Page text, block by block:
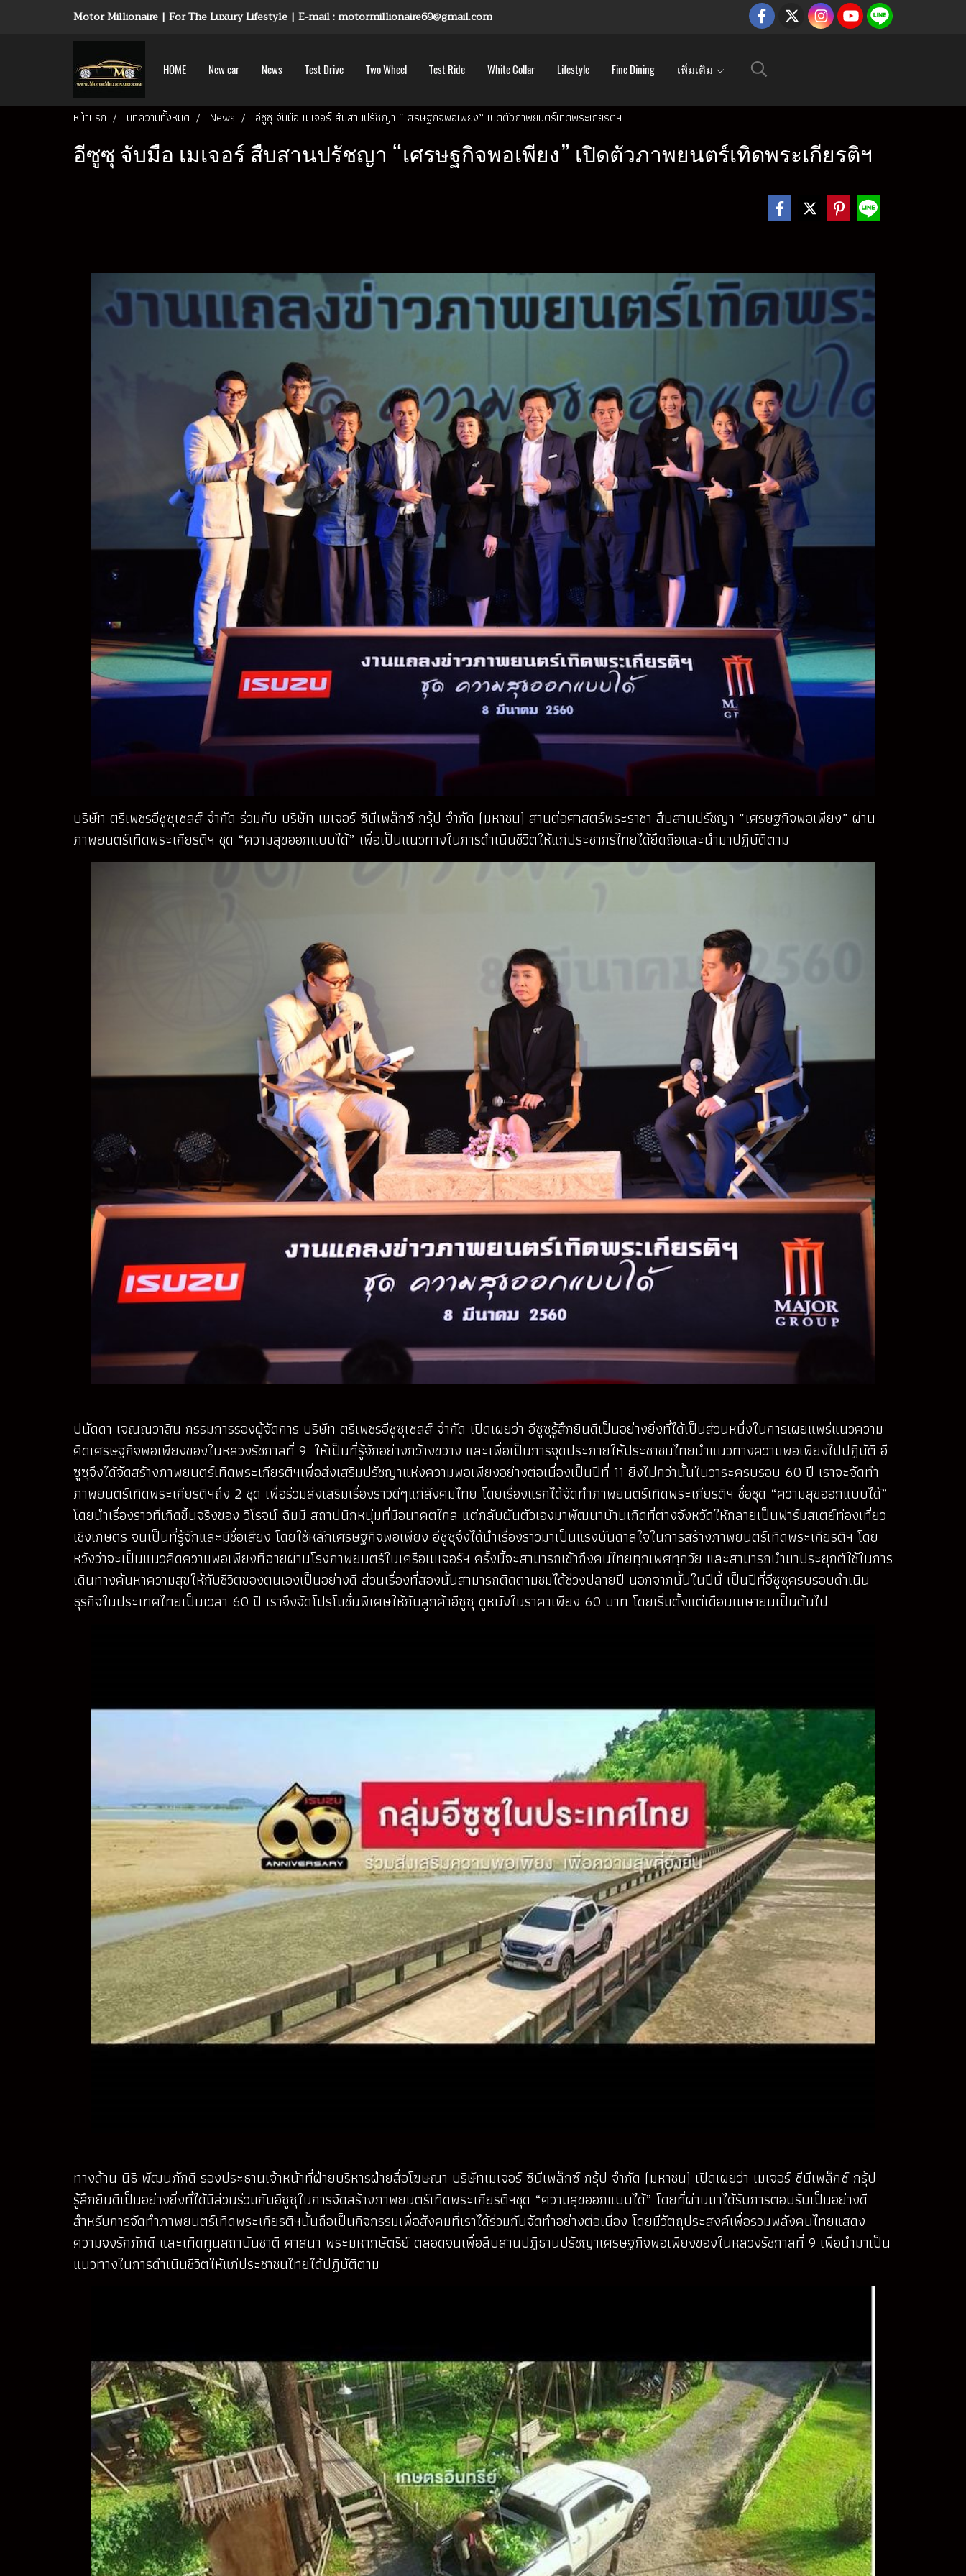
Motor Millionaire | For The Luxury Lifestyle | E-mail : motormillionaire69@gmail.com
HOME New car News Test Drive Two Wheel Test Ride White Collar Lifestyle Fine Dining เพิ่มเติม
หน้าแรก บทความทั้งหมด News อีซูซุ จับมือ เมเจอร์ สืบสานปรัชญา “เศรษฐกิจพอเพียง” เปิดตัวภาพยนตร์เทิดพระเกียรติฯ
อีซูซุ จับมือ เมเจอร์ สืบสานปรัชญา “เศรษฐกิจพอเพียง” เปิดตัวภาพยนตร์เทิดพระเกียรติฯ
บริษัท ตรีเพชรอีซูซุเซลส์ จำกัด ร่วมกับ บริษัท เมเจอร์ ซีนีเพล็กซ์ กรุ้ป จำกัด (มหาชน) สานต่อศาสตร์พระราชา สืบสานปรัชญา “เศรษฐกิจพอเพียง” ผ่าน
ภาพยนตร์เทิดพระเกียรติฯ ชุด “ความสุขออกแบบได้” เพื่อเป็นแนวทางในการดำเนินชีวิตให้แก่ประชากรไทยได้ยึดถือและนำมาปฏิบัติตาม
ปนัดดา เจณณวาสิน กรรมการรองผู้จัดการ บริษัท ตรีเพชรอีซูซุเซลส์ จำกัด เปิดเผยว่า อีซูซุรู้สึกยินดีเป็นอย่างยิ่งที่ได้เป็นส่วนหนึ่งในการเผยแพร่แนวความ
คิดเศรษฐกิจพอเพียงของในหลวงรัชกาลที่ 9 ให้เป็นที่รู้จักอย่างกว้างขวาง และเพื่อเป็นการจุดประกายให้ประชาชนไทยนำแนวทางความพอเพียงไปปฏิบัติ อี
ซูซุจึงได้จัดสร้างภาพยนตร์เทิดพระเกียรติฯเพื่อส่งเสริมปรัชญาแห่งความพอเพียงอย่างต่อเนื่องเป็นปีที่ 11 ยิ่งไปกว่านั้นในวาระครบรอบ 60 ปี เราจะจัดทำ
ภาพยนตร์เทิดพระเกียรติฯถึง 2 ชุด เพื่อร่วมส่งเสริมเรื่องราวดีๆแก่สังคมไทย โดยเรื่องแรกได้จัดทำภาพยนตร์เทิดพระเกียรติฯ ชื่อชุด “ความสุขออกแบบได้”
โดยนำเรื่องราวที่เกิดขึ้นจริงของ วิโรจน์ ฉิมมี สถาปนิกหนุ่มที่มีอนาคตไกล แต่กลับผันตัวเองมาพัฒนาบ้านเกิดที่ต่างจังหวัดให้กลายเป็นฟาร์มสเตย์ท่องเที่ยว
เชิงเกษตร จนเป็นที่รู้จักและมีชื่อเสียง โดยใช้หลักเศรษฐกิจพอเพียง อีซูซุจึงได้นำเรื่องราวมาเป็นแรงบันดาลใจในการสร้างภาพยนตร์เทิดพระเกียรติฯ โดย
หวังว่าจะเป็นแนวคิดความพอเพียงที่ฉายผ่านโรงภาพยนตร์ในเครือเมเจอร์ฯ ครั้งนี้จะสามารถเข้าถึงคนไทยทุกเพศทุกวัย และสามารถนำมาประยุกต์ใช้ในการ
เดินทางค้นหาความสุขให้กับชีวิตของตนเองเป็นอย่างดี ส่วนเรื่องที่สองนั้นสามารถติดตามชมได้ช่วงปลายปี นอกจากนั้นในปีนี้ เป็นปีที่อีซูซุครบรอบดำเนิน
ธุรกิจในประเทศไทยเป็นเวลา 60 ปี เราจึงจัดโปรโมชั่นพิเศษให้กับลูกค้าอีซูซุ ดูหนังในราคาเพียง 60 บาท โดยเริ่มตั้งแต่เดือนเมษายนเป็นต้นไป
ทางด้าน นิธิ พัฒนภักดี รองประธานเจ้าหน้าที่ฝ่ายบริหารฝ่ายสื่อโฆษณา บริษัทเมเจอร์ ซีนีเพล็กซ์ กรุ้ป จำกัด (มหาชน) เปิดเผยว่า เมเจอร์ ซีนีเพล็กซ์ กรุ้ป
รู้สึกยินดีเป็นอย่างยิ่งที่ได้มีส่วนร่วมกับอีซูซุในการจัดสร้างภาพยนตร์เทิดพระเกียรติฯชุด “ความสุขออกแบบได้” โดยที่ผ่านมาได้รับการตอบรับเป็นอย่างดี
สำหรับการจัดทำภาพยนตร์เทิดพระเกียรติฯนั้นถือเป็นกิจกรรมเพื่อสังคมที่เราได้ร่วมกันจัดทำอย่างต่อเนื่อง โดยมีวัตถุประสงค์เพื่อรวมพลังคนไทยแสดง
ความจงรักภักดี และเทิดทูนสถาบันชาติ ศาสนา พระมหากษัตริย์ ตลอดจนเพื่อสืบสานปฏิธานปรัชญาเศรษฐกิจพอเพียงของในหลวงรัชกาลที่ 9 เพื่อนำมาเป็น
แนวทางในการดำเนินชีวิตให้แก่ประชาชนไทยได้ปฏิบัติตาม